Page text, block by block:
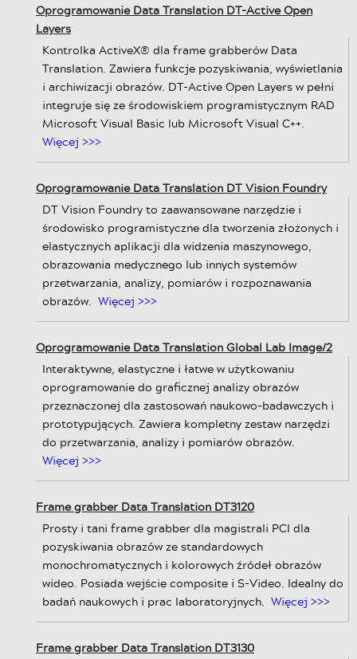
Oprogramowanie Data Translation DT-Active Open
Layers
Kontrolka ActiveX® dla frame grabberów Data
Translation. Zawiera funkcje pozyskiwania, wyświetlania
i archiwizacji obrazów. DT-Active Open Layers w pełni
integruje się ze środowiskiem programistycznym RAD
Microsoft Visual Basic lub Microsoft Visual C++.
Więcej >>>
Oprogramowanie Data Translation DT Vision Foundry
DT Vision Foundry to zaawansowane narzędzie i
środowisko programistyczne dla tworzenia złożonych i
elastycznych aplikacji dla widzenia maszynowego,
obrazowania medycznego lub innych systemów
przetwarzania, analizy, pomiarów i rozpoznawania
obrazów. Więcej >>>
Oprogramowanie Data Translation Global Lab Image/2
Interaktywne, elastyczne i łatwe w użytkowaniu
oprogramowanie do graficznej analizy obrazów
przeznaczonej dla zastosowań naukowo-badawczych i
prototypujących. Zawiera kompletny zestaw narzędzi
do przetwarzania, analizy i pomiarów obrazów.
Więcej >>>
Frame grabber Data Translation DT3120
Prosty i tani frame grabber dla magistrali PCI dla
pozyskiwania obrazów ze standardowych
monochromatycznych i kolorowych źródeł obrazów
wideo. Posiada wejście composite i S-Video. Idealny do
badań naukowych i prac laboratoryjnych. Więcej >>>
Frame grabber Data Translation DT3130